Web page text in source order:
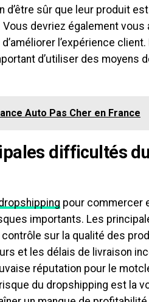
sûr que leur produit est
devriez également vous
l’expérience
d’utiliser des moyens
Auto Pas Cher en France
difficultés du
pour commercer
importants. Les
sur la qualité des
et les délais de livraison
réputation pour le
du dropshipping est la